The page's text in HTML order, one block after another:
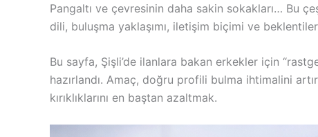
Pangaltı ve çevresinin daha sakin sokakları… Bu
dili, buluşma yaklaşımı, iletişim biçimi ve
Bu sayfa, Şişli’de ilanlara bakan erkekler için
hazırlandı. Amaç, doğru profili bulma ihtimalini
kırıklıklarını en baştan azaltmak.